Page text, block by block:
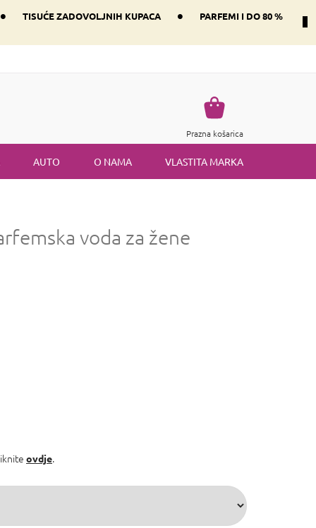
• TISUĆE ZADOVOLJNIH KUPACA •
PARFEMI I DO 80 %
Košarica
Prazna košarica
AUTO O NAMA VLASTITA MARKA
voda za žene
ovdje.